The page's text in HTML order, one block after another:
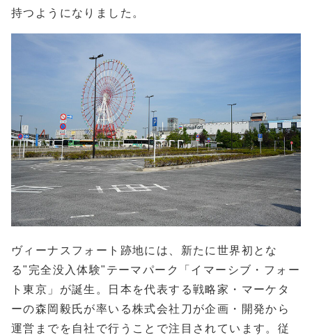
持つようになりました。
ヴィーナスフォート跡地には、新たに世界初とな
る"完全没入体験"テーマパーク「イマーシブ・フォー
ト東京」が誕生。日本を代表する戦略家・マーケタ
ーの森岡毅氏が率いる株式会社刀が企画・開発から
運営までを自社で行うことで注目されています。従